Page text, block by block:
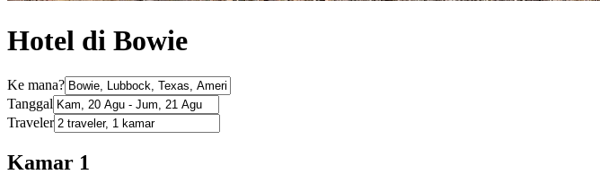
Hotel di Bowie
Ke mana?
Tanggal
Traveler
Kamar 1